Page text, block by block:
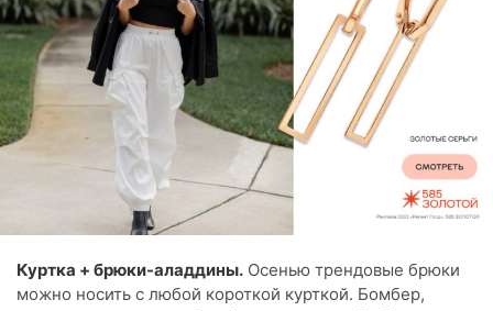
Куртка + брюки-аладдины. Осенью трендовые брюки
можно носить с любой короткой курткой. Бомбер,